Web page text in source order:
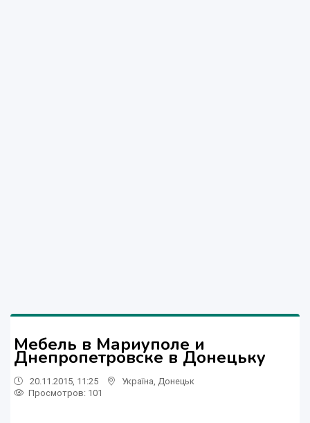
Мебель в Мариуполе и
Днепропетровске в Донецьку
20.11.2015, 11:25 Україна Донецьк
Просмотров: 101